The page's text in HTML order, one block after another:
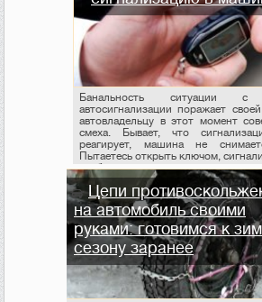
Банальность ситуации с
автосигнализации поражает
автовладельцу в этот момент
смеха. Бывает, что
реагирует, машина не
Пытаетесь открыть ключом,
срабатывать.
Цепи
на автомобиль своими
руками: готовимся к
сезону заранее